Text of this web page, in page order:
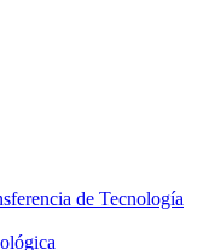
de Tecnología